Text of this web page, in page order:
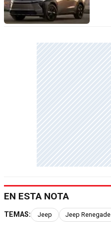
EN ESTA NOTA
TEMAS: Jeep Jeep Renegade